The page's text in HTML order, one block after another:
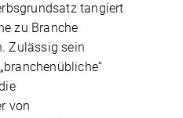
tangiert
zu Branche
Zulässig sein
von